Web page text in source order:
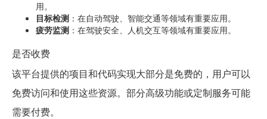
用。
目标检测 ：在自动驾驶、智能交通等领域有重要应用。
疲劳监测 ：在驾驶安全、人机交互等领域有重要应用。
是否收费
该平台提供的项目和代码实现大部分是免费的，用户可以
免费访问和使用这些资源。部分高级功能或定制服务可能
需要付费。